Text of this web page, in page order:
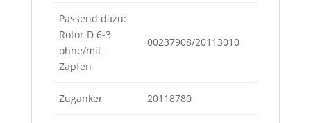
Passend dazu:
Rotor D 6-3
ohne/mit
Zapfen
00237908/20113010
Zuganker 20118780